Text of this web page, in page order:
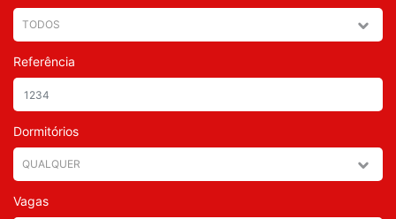
Referência
Dormitórios
Vagas